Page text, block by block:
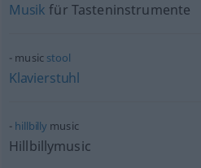
Musik für Tasteninstrumente
music stool
Klavierstuhl
hillbilly music
Hillbillymusic